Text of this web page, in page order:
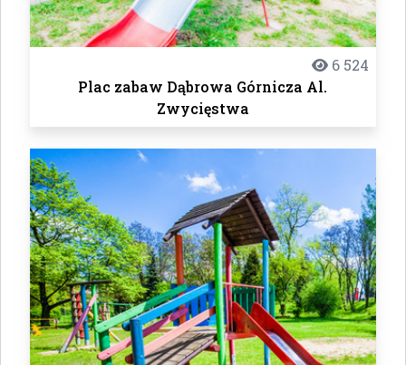
6 524
Plac zabaw Dąbrowa Górnicza Al.
Zwycięstwa